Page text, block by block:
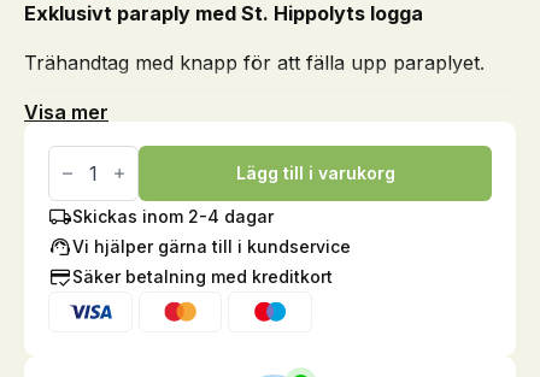
Exklusivt paraply med St. Hippolyts logga
Trähandtag med knapp för att fälla upp paraplyet.
Visa mer
Paraply
mängd
Lägg till i varukorg
Skickas inom 2-4 dagar
Vi hjälper gärna till i kundservice
Säker betalning med kreditkort